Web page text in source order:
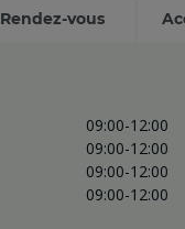
Rendez-vous
09:00-12:00
09:00-12:00
09:00-12:00
09:00-12:00